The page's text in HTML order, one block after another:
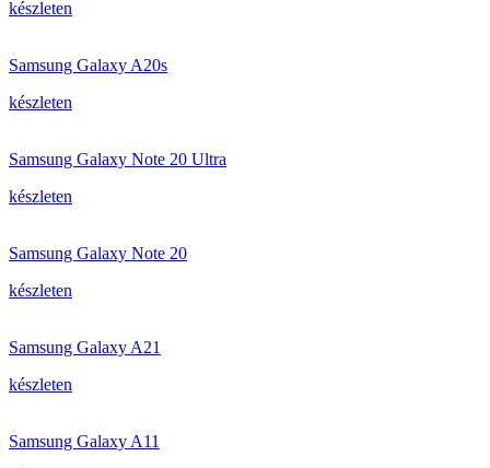
készleten
Samsung Galaxy A20s
készleten
Samsung Galaxy Note 20 Ultra
készleten
Samsung Galaxy Note 20
készleten
Samsung Galaxy A21
készleten
Samsung Galaxy A11